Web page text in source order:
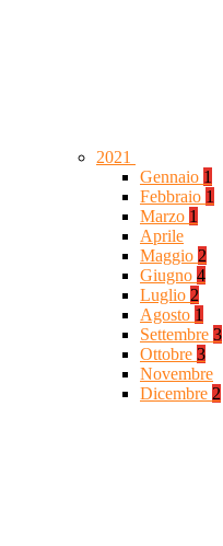
2021
Gennaio 1
Febbraio 1
Marzo 1
Aprile
Maggio 2
Giugno 4
Luglio 2
Agosto 1
Settembre 3
Ottobre 3
Novembre
Dicembre 2